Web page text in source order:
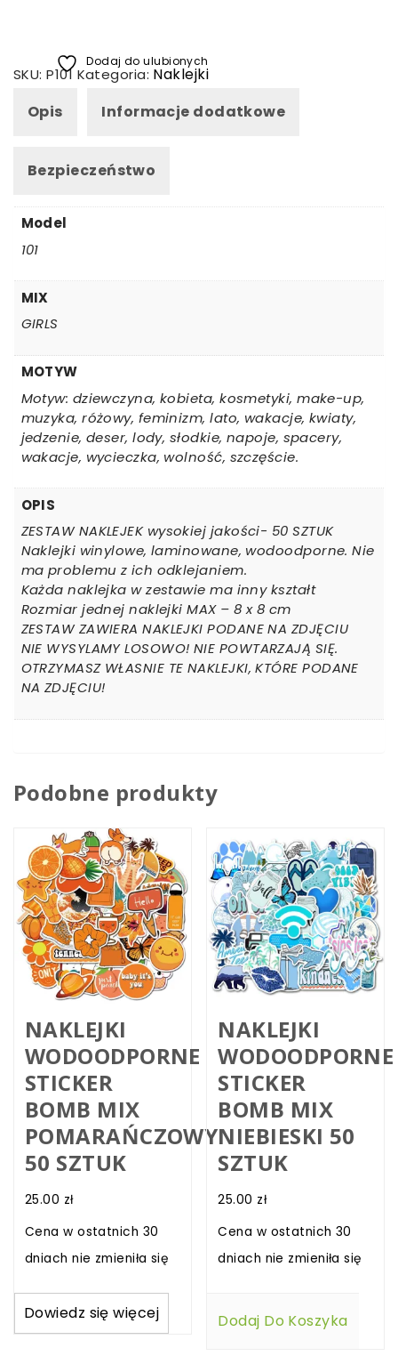
Dodaj do ulubionych
SKU:P101 Kategoria: Naklejki
Opis
Informacje dodatkowe
Bezpieczeństwo
Model
101
MIX
GIRLS
MOTYW
Motyw: dziewczyna, kobieta, kosmetyki, make-up,
muzyka, różowy, feminizm, lato, wakacje, kwiaty,
jedzenie, deser, lody, słodkie, napoje, spacery,
wakacje, wycieczka, wolność, szczęście.
OPIS
ZESTAW NAKLEJEK wysokiej jakości- 50 SZTUK
Naklejki winylowe, laminowane, wodoodporne. Nie
ma problemu z ich odklejaniem.
Każda naklejka w zestawie ma inny kształt
Rozmiar jednej naklejki MAX – 8 x 8 cm
ZESTAW ZAWIERA NAKLEJKI PODANE NA ZDJĘCIU
NIE WYSYLAMY LOSOWO! NIE POWTARZAJĄ SIĘ.
OTRZYMASZ WŁASNIE TE NAKLEJKI, KTÓRE PODANE
NA ZDJĘCIU!
Podobne produkty
NAKLEJKI
WODOODPORNE
STICKER
BOMB MIX
POMARAŃCZOWY
50 SZTUK
25.00 zł
Cena w ostatnich 30
dniach nie zmieniła się
Dowiedz się więcej
NAKLEJKI
WODOODPORNE
STICKER
BOMB MIX
NIEBIESKI 50
SZTUK
25.00 zł
Cena w ostatnich 30
dniach nie zmieniła się
Dodaj Do Koszyka